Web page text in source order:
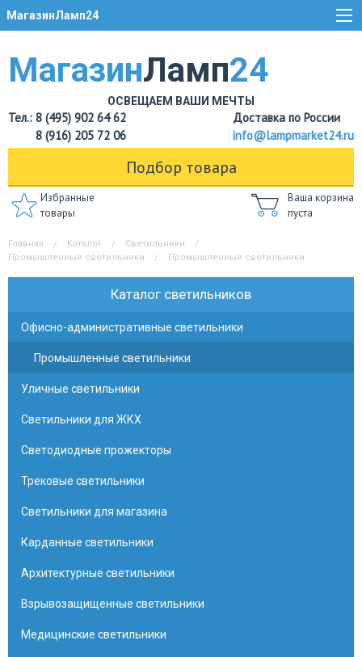
МагазинЛамп24
МагазинЛамп24
ОСВЕЩАЕМ ВАШИ МЕЧТЫ
Тел.: 8 (495) 902 64 62
8 (916) 205 72 06
Доставка по России
info@lampmarket24.ru
Подбор товара
Избранные
товары
Ваша корзина
пуста
Главная Каталог
Светильники
Промышленные светильники
Промышленные светильники
Каталог светильников
Офисно-административные светильники
Промышленные светильники
Уличные светильники
Светильники для ЖКХ
Светодиодные прожекторы
Трековые светильники
Светильники для магазина
Карданные светильники
Архитектурные светильники
Взрывозащищенные светильники
Медицинские светильники